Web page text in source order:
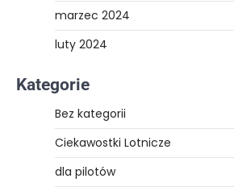
marzec 2024
luty 2024
Kategorie
Bez kategorii
Ciekawostki Lotnicze
dla pilotów